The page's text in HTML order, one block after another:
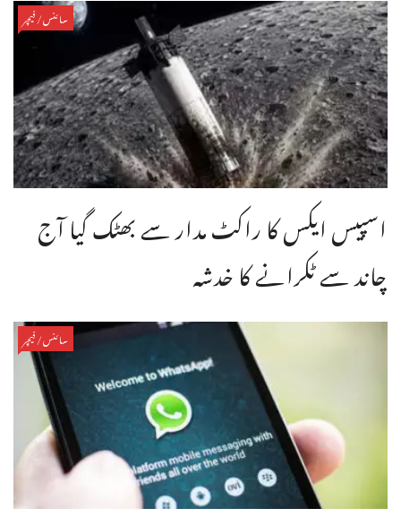
سائنس/فیچر
اسپیس ایکس کا راکٹ مدار سے بھٹک گیا آج
چاند سے ٹکرانے کا خدشہ
سائنس/فیچر